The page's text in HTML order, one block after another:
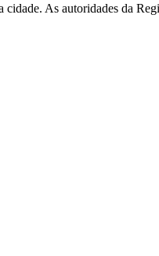
As autoridades da